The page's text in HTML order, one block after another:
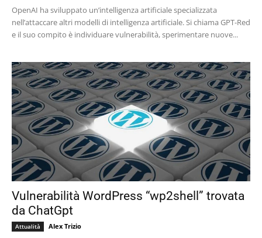
OpenAI ha sviluppato un’intelligenza artificiale specializzata
nell’attaccare altri modelli di intelligenza artificiale. Si chiama GPT-Red
e il suo compito è individuare vulnerabilità, sperimentare nuove...
Vulnerabilità WordPress “wp2shell” trovata
da ChatGpt
Attualità Alex Trizio